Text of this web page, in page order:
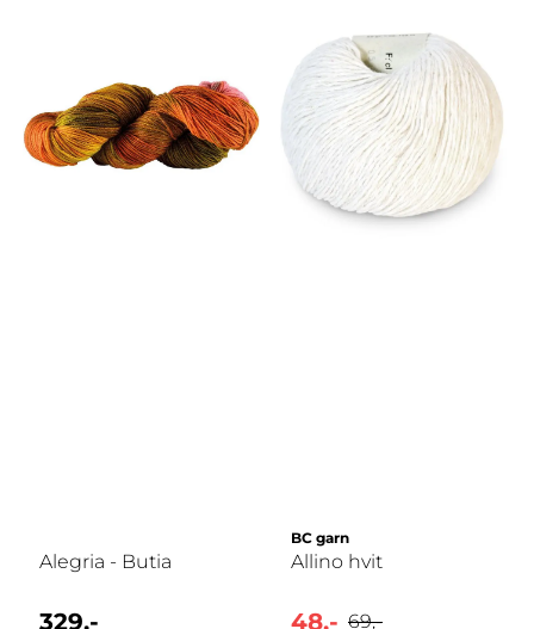
Alegria - Butia
329,-
BC garn
Allino hvit
48,- 69,-